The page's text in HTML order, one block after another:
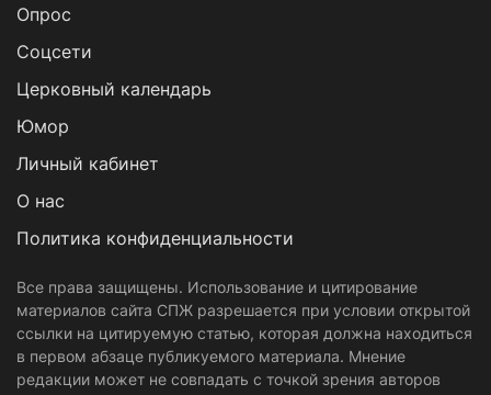
Опрос
Cоцсети
Церковный календарь
Юмор
Личный кабинет
О нас
Политика конфиденциальности
Все права защищены. Использование и цитирование
материалов сайта СПЖ разрешается при условии открытой
ссылки на цитируемую статью, которая должна находиться
в первом абзаце публикуемого материала. Мнение
редакции может не совпадать с точкой зрения авторов